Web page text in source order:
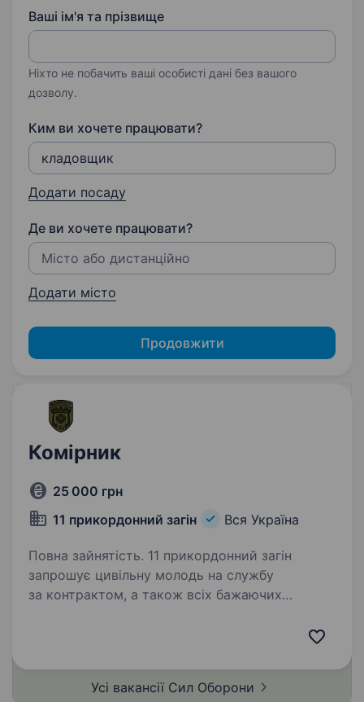
Ваші ім'я та прізвище
Ніхто не побачить ваші особисті дані без вашого
дозволу.
Ким ви хочете працювати?
Додати посаду
Де ви хочете працювати?
Додати місто
Продовжити
Комірник
25 000 грн
11 прикордонний загін
Вся Україна
Повна зайнятість. 11 прикордонний загін
запрошує цивільну молодь на службу
за контрактом, а також всіх бажаючих
Усі вакансії Сил Оборони